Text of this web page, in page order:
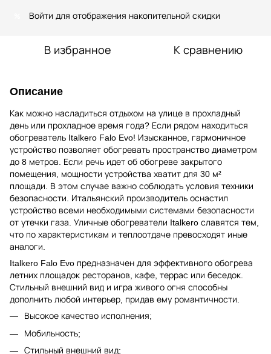
Войти для отображения накопительной скидки
В избранное К сравнению
Описание
Как можно насладиться отдыхом на улице в прохладный
день или прохладное время года? Если рядом находиться
обогреватель Italkero Falo Evo! Изысканное, гармоничное
устройство позволяет обогревать пространство диаметром
до 8 метров. Если речь идет об обогреве закрытого
помещения, мощности устройства хватит для 30 м²
площади. В этом случае важно соблюдать условия техники
безопасности. Итальянский производитель оснастил
устройство всеми необходимыми системами безопасности
от утечки газа. Уличные обогреватели Italkero славятся тем,
что по характеристикам и теплоотдаче превосходят иные
аналоги.
Italkero Falo Evo предназначен для эффективного обогрева
летних площадок ресторанов, кафе, террас или беседок.
Стильный внешний вид и игра живого огня способны
дополнить любой интерьер, придав ему романтичности.
Высокое качество исполнения;
Мобильность;
Стильный внешний вид;